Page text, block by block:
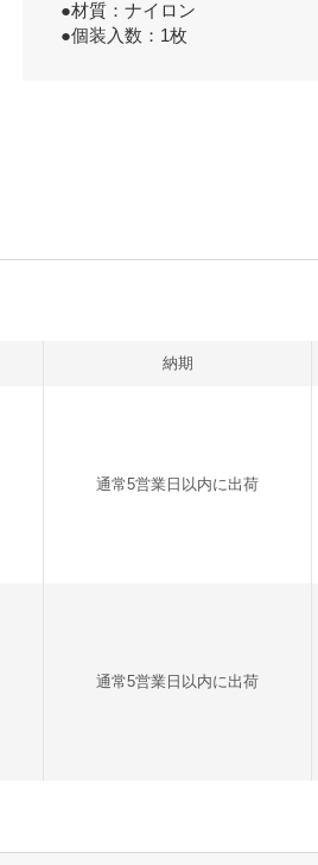
●材質：ナイロン
●個装入数：1枚
納期
通常5営業日以内に出荷
通常5営業日以内に出荷